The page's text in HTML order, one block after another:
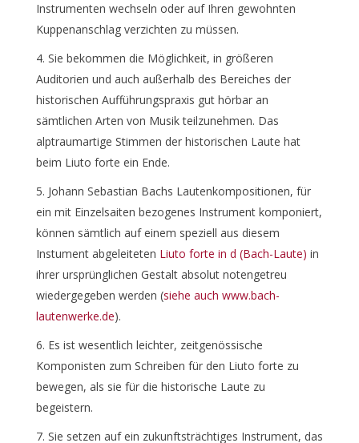
Instrumenten wechseln oder auf Ihren gewohnten
Kuppenanschlag verzichten zu müssen.
Sie bekommen die Möglichkeit, in größeren
Auditorien und auch außerhalb des Bereiches der
historischen Aufführungspraxis gut hörbar an
sämtlichen Arten von Musik teilzunehmen. Das
alptraumartige Stimmen der historischen Laute hat
beim Liuto forte ein Ende.
Johann Sebastian Bachs Lautenkompositionen, für
ein mit Einzelsaiten bezogenes Instrument komponiert,
können sämtlich auf einem speziell aus diesem
Instument abgeleiteten Liuto forte in d (Bach-Laute) in
ihrer ursprünglichen Gestalt absolut notengetreu
wiedergegeben werden (siehe auch www.bach-
lautenwerke.de).
Es ist wesentlich leichter, zeitgenössische
Komponisten zum Schreiben für den Liuto forte zu
bewegen, als sie für die historische Laute zu
begeistern.
Sie setzen auf ein zukunftsträchtiges Instrument, das